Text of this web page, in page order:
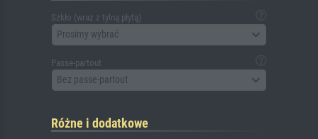
Szkło (wraz z tylną płytą)
Prosimy wybrać
Passe-partout
Bez passe-partout
Różne i dodatkowe